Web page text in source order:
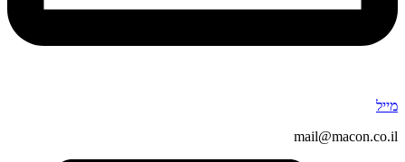
מייל
mail@macon.co.il